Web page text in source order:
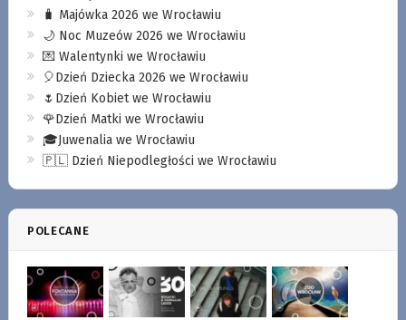
🧳 Majówka 2026 we Wrocławiu
🌙 Noc Muzeów 2026 we Wrocławiu
💌 Walentynki we Wrocławiu
🎈Dzień Dziecka 2026 we Wrocławiu
🌷Dzień Kobiet we Wrocławiu
🌹Dzień Matki we Wrocławiu
🎓Juwenalia we Wrocławiu
🇵🇱 Dzień Niepodległości we Wrocławiu
POLECANE